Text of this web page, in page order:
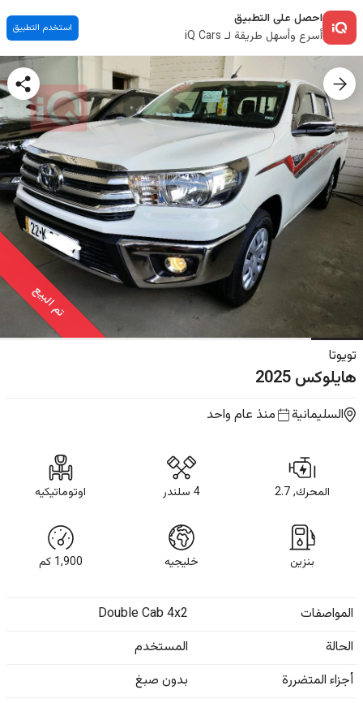
احصل على التطبيق
أسرع وأسهل طريقة لـ iQ Cars
استخدم التطبيق
تم البيع
تويوتا
هايلوكس2025
السليمانية منذ عام واحد
المحرك, 2.7 4 سلندر اوتوماتيكيه
بنزين خليجيه 1,900 كم
المواصفات
Double Cab 4x2
الحالة
المستخدم
أجزاء المتضررة
بدون صبغ